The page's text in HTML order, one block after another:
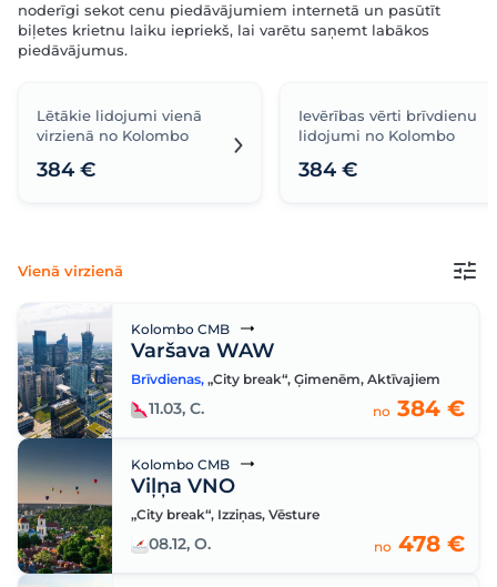
noderīgi sekot cenu piedāvājumiem internetā un pasūtīt
biļetes krietnu laiku iepriekš, lai varētu saņemt labākos
piedāvājumus.
Lētākie lidojumi vienā
virzienā no Kolombo
384 €
Ievērības vērti brīvdienu
lidojumi no Kolombo
384 €
Vienā virzienā
Kolombo CMB
Varšava WAW
Brīvdienas, „City break“, Ģimenēm, Aktīvajiem
11.03, C. no 384 €
Kolombo CMB
Viļņa VNO
„City break“, Izziņas, Vēsture
08.12, O. no 478 €